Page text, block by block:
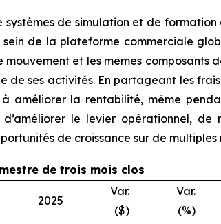
de simulation et de
de la plateforme commerciale
et les mêmes composants
de ses activités. En partageant les
améliorer la rentabilité, même
le levier opérationnel,
de croissance sur de multiples
de trois mois clos
2025
Var.
($)
Var.
(%)